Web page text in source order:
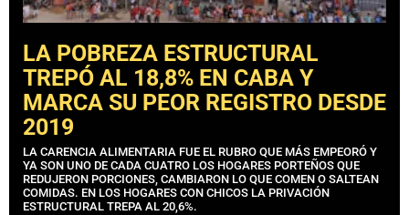
LA POBREZA ESTRUCTURAL
TREPÓ AL 18,8% EN CABA Y
MARCA SU PEOR REGISTRO DESDE
2019
LA CARENCIA ALIMENTARIA FUE EL RUBRO QUE MÁS EMPEORÓ Y
YA SON UNO DE CADA CUATRO LOS HOGARES PORTEÑOS QUE
REDUJERON PORCIONES, CAMBIARON LO QUE COMEN O SALTEAN
COMIDAS. EN LOS HOGARES CON CHICOS LA PRIVACIÓN
ESTRUCTURAL TREPA AL 20,6%.